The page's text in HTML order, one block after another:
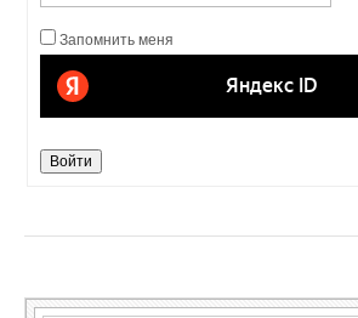
Запомнить меня
Войти